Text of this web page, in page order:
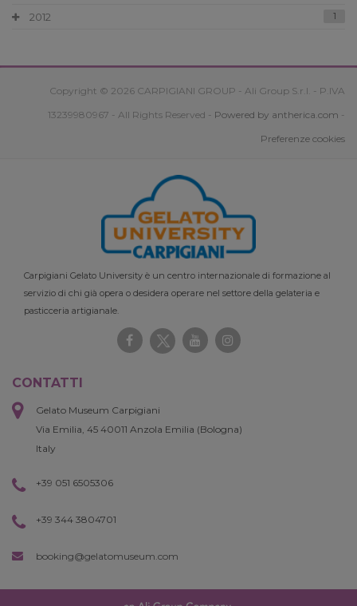
2012 1
Copyright © 2026 CARPIGIANI GROUP - Ali Group S.r.l. - P.IVA
13239980967 - All Rights Reserved - Powered by antherica.com -
Preferenze cookies
Carpigiani Gelato University è un centro internazionale di formazione al
servizio di chi già opera o desidera operare nel settore della gelateria e
pasticceria artigianale.
CONTATTI
Gelato Museum Carpigiani
Via Emilia, 45 40011 Anzola Emilia (Bologna)
Italy
+39 051 6505306
+39 344 3804701
booking@gelatomuseum.com